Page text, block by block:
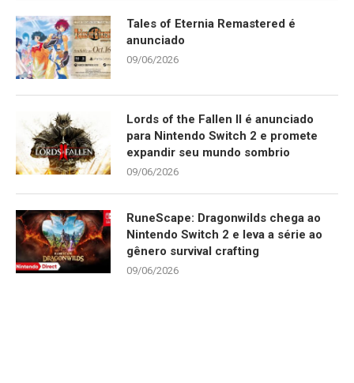
Tales of Eternia Remastered é
anunciado
09/06/2026
Lords of the Fallen II é anunciado
para Nintendo Switch 2 e promete
expandir seu mundo sombrio
09/06/2026
RuneScape: Dragonwilds chega ao
Nintendo Switch 2 e leva a série ao
gênero survival crafting
09/06/2026